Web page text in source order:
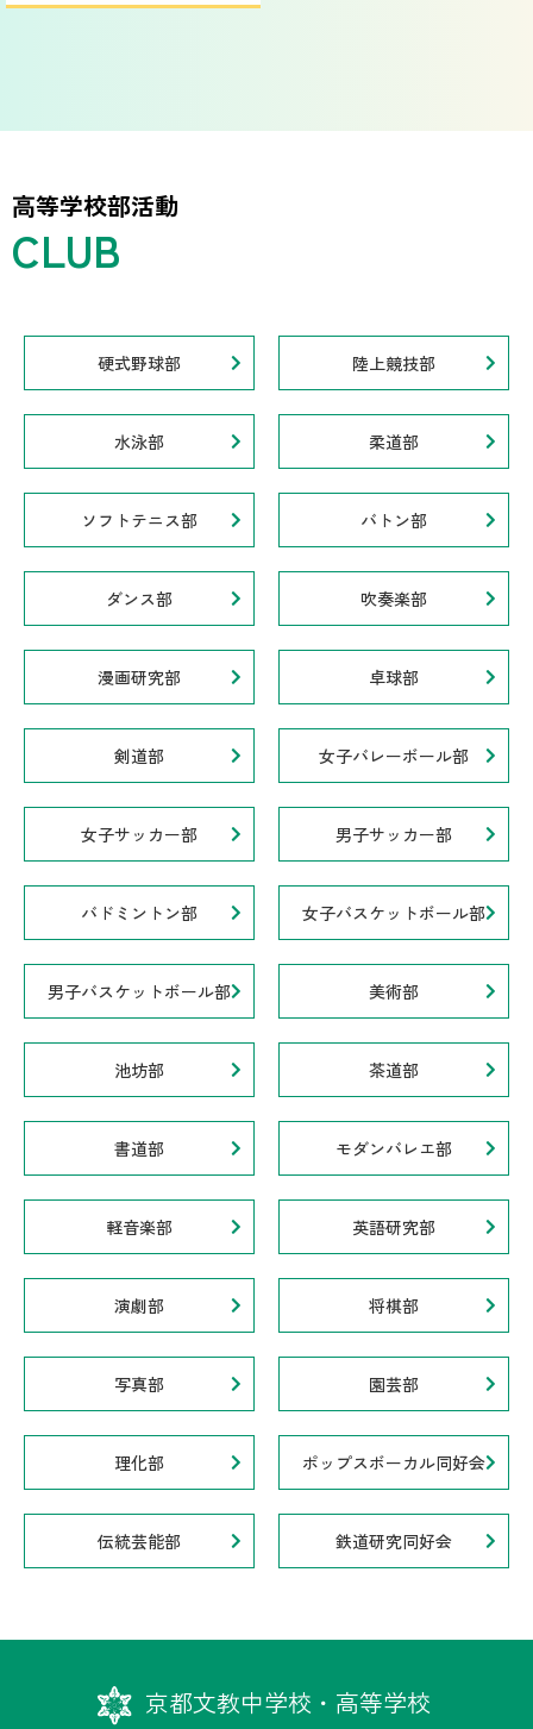
高等学校部活動
硬式野球部 陸上競技部
水泳部 柔道部
ソフトテニス部 バトン部
ダンス部 吹奏楽部
漫画研究部 卓球部
剣道部 女子バレーボール部
女子サッカー部 男子サッカー部
バドミントン部 女子バスケットボール部
男子バスケットボール部 美術部
池坊部 茶道部
書道部 モダンバレエ部
軽音楽部 英語研究部
演劇部 将棋部
写真部 園芸部
理化部 ポップスボーカル同好会
伝統芸能部 鉄道研究同好会
京都文教中学校・高等学校